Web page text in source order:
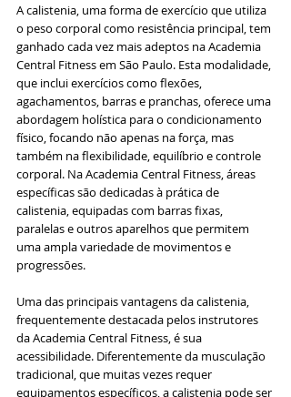
A calistenia, uma forma de exercício que utiliza
o peso corporal como resistência principal, tem
ganhado cada vez mais adeptos na Academia
Central Fitness em São Paulo. Esta modalidade,
que inclui exercícios como flexões,
agachamentos, barras e pranchas, oferece uma
abordagem holística para o condicionamento
físico, focando não apenas na força, mas
também na flexibilidade, equilíbrio e controle
corporal. Na Academia Central Fitness, áreas
específicas são dedicadas à prática de
calistenia, equipadas com barras fixas,
paralelas e outros aparelhos que permitem
uma ampla variedade de movimentos e
progressões.
Uma das principais vantagens da calistenia,
frequentemente destacada pelos instrutores
da Academia Central Fitness, é sua
acessibilidade. Diferentemente da musculação
tradicional, que muitas vezes requer
equipamentos específicos, a calistenia pode ser